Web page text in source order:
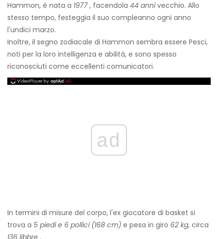
Hammon, è nata a 1977 , facendola 44 annivecchio. Allo
stesso tempo, festeggia il suo compleanno ogni anno
l'undici marzo.
Inoltre, il segno zodiacale di Hammon sembra essere Pesci,
noti per la loro intelligenza e abilità, e sono spesso
riconosciuti come eccellenti comunicatori.
ad
In termini di misure del corpo, l'ex giocatore di basket si
trova a 5 piedi e 6 pollici (168 cm) e pesa in giro 62 kg, circa